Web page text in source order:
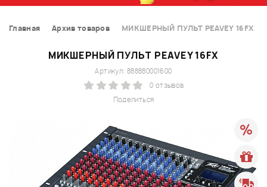
Главная Архив товаров МИКШЕРНЫЙ ПУЛЬТ PEAVEY 16FX
МИКШЕРНЫЙ ПУЛЬТ PEAVEY 16FX
Поделиться
Артикул: 888880001600
0 отзывов